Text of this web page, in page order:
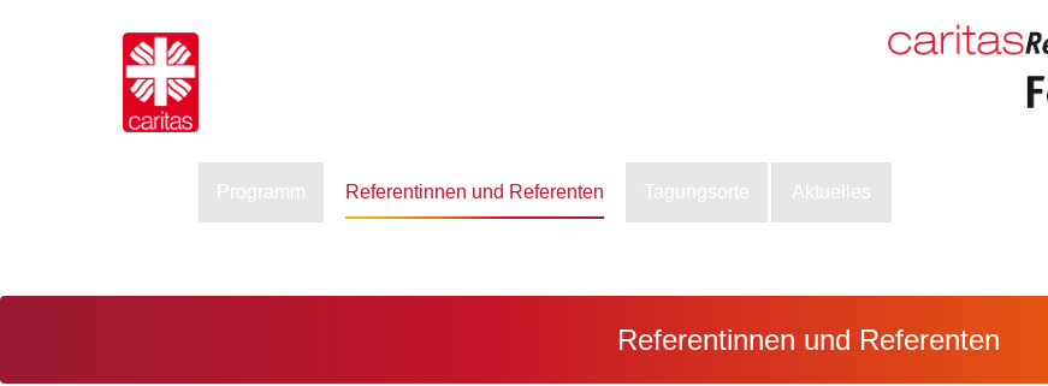
Programm Referentinnen und Referenten Tagungsorte Aktuelles
Referentinnen und Referenten